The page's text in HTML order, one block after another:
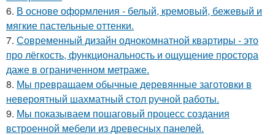
6. В основе оформления - белый, кремовый, бежевый и
мягкие пастельные оттенки.
7. Современный дизайн однокомнатной квартиры - это
про лёгкость, функциональность и ощущение простора
даже в ограниченном метраже.
8. Мы превращаем обычные деревянные заготовки в
невероятный шахматный стол ручной работы.
9. Мы показываем пошаговый процесс создания
встроенной мебели из древесных панелей.